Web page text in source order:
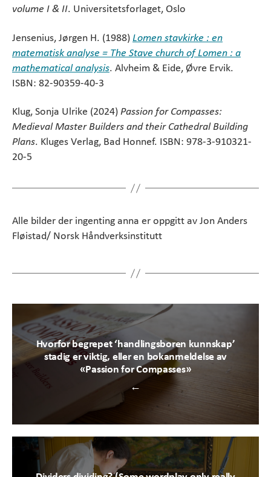
volume I & II. Universitetsforlaget, Oslo
Jensenius, Jørgen H. (1988) Lomen stavkirke : en
matematisk analyse = The Stave church of Lomen : a
mathematical analysis. Alvheim & Eide, Øvre Ervik.
ISBN: 82-90359-40-3
Klug, Sonja Ulrike (2024) Passion for Compasses:
Medieval Master Builders and their Cathedral Building
Plans. Kluges Verlag, Bad Honnef. ISBN: 978-3-910321-
20-5
Alle bilder der ingenting anna er oppgitt av Jon Anders
Fløistad/ Norsk Håndverksinstitutt
←
Hvorfor begrepet ‘handlingsboren kunnskap’
stadig er viktig, eller en bokanmeldelse av
«Passion for Compasses»